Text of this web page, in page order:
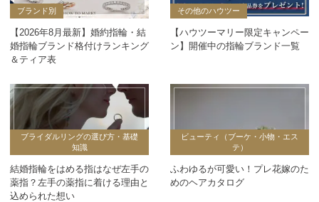
ブランド別
【2026年8月最新】婚約指輪・結
婚指輪ブランド格付けランキング
＆ティア表
その他のハウツー
【ハウツーマリー限定キャンペー
ン】開催中の指輪ブランド一覧
ブライダルリングの選び方・基礎
知識
結婚指輪をはめる指はなぜ左手の
薬指？左手の薬指に着ける理由と
込められた想い
ビューティ（ブーケ・小物・エス
テ）
ふわゆるが可愛い！プレ花嫁のた
めのヘアカタログ